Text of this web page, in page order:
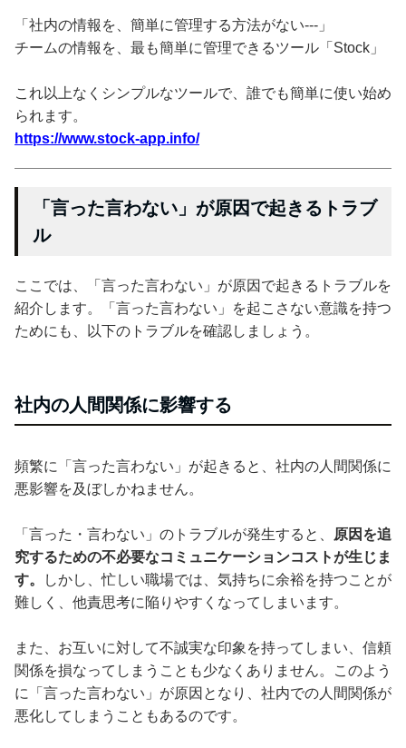
「社内の情報を、簡単に管理する方法がない---」
チームの情報を、最も簡単に管理できるツール「Stock」
これ以上なくシンプルなツールで、誰でも簡単に使い始め
られます。
https://www.stock-app.info/
「言った言わない」が原因で起きるトラブ
ル
ここでは、「言った言わない」が原因で起きるトラブルを
紹介します。「言った言わない」を起こさない意識を持つ
ためにも、以下のトラブルを確認しましょう。
社内の人間関係に影響する
頻繁に「言った言わない」が起きると、社内の人間関係に
悪影響を及ぼしかねません。
「言った・言わない」のトラブルが発生すると、
原因を追
究するための不必要なコミュニケーションコストが生じま
す。
しかし、忙しい職場では、気持ちに余裕を持つことが
難しく、他責思考に陥りやすくなってしまいます。
また、お互いに対して不誠実な印象を持ってしまい、信頼
関係を損なってしまうことも少なくありません。このよう
に「言った言わない」が原因となり、社内での人間関係が
悪化してしまうこともあるのです。